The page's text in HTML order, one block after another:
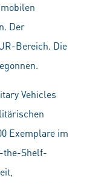
Der
Bereich. Die
Vehicles
Exemplare im
the-Shelf-